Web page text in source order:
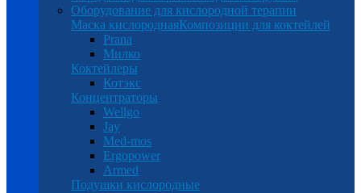
Оборудование для кислородной терапии
Маска кислороднаяКомпозиции для коктейлей
Prana
Милко
Коктейлеры
Котэкс
Концентраторы
Wellgo
Jay
Med-mos
Ergopower
Armed
Подушки кислородные